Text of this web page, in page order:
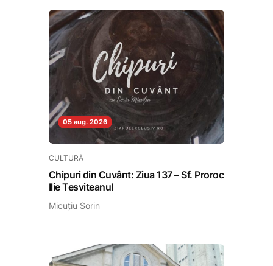
05 aug. 2026
CULTURĂ
Chipuri din Cuvânt: Ziua 137 – Sf. Proroc
Ilie Tesviteanul
Micuțiu Sorin